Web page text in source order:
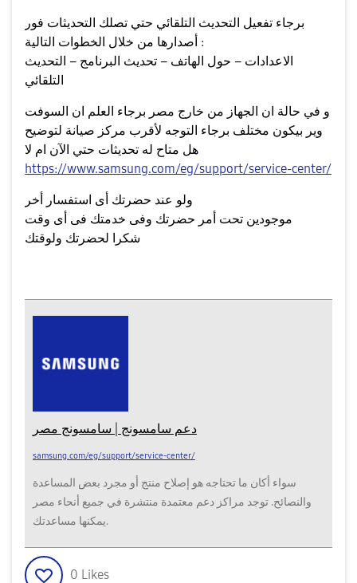
برجاء تفعيل التحديث التلقائي حتي تصلك التحديثات فور
أصدارها من خلال الخطوات التالية :
الاعدادات – حول الهاتف – تحديث البرنامج – التحديث
التلقائي
و في حالة ان الجهاز من خارج مصر برجاء العلم ان السوفت
وير بيكون مختلف برجاء التوجه لأقرب مركز صيانة لتوضيح
هل متاح له تحديثات حتي الآن ام لا
https://www.samsung.com/eg/support/service-center/
ولو عند حضرتك أى استفسار أخر
موجودين تحت أمر حضرتك وفى خدمتك فى أى وقت
شكرا لحضرتك ولوقتك
دعم سامسونج | سامسونج مصر
samsung.com/eg/support/service-center/
سواء أكان ما تحتاجه هو إصلاح منتج أو مجرد بعض المساعدة
والنصائح. توجد مراكز دعم معتمدة منتشرة في جميع أنحاء مصر
يمكنها مساعدتك.
0 Likes